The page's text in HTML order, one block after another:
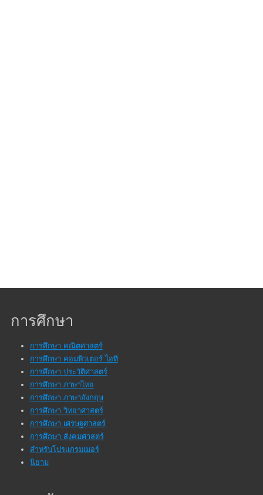
การศึกษา
การศึกษา คณิตศาสตร์
การศึกษา คอมพิวเตอร์ ไอที
การศึกษา ประวัติศาสตร์
การศึกษา ภาษาไทย
การศึกษา ภาษาอังกฤษ
การศึกษา วิทยาศาสตร์
การศึกษา เศรษฐศาสตร์
การศึกษา สังคมศาสตร์
สำหรับโปรแกรมเมอร์
นิยาม